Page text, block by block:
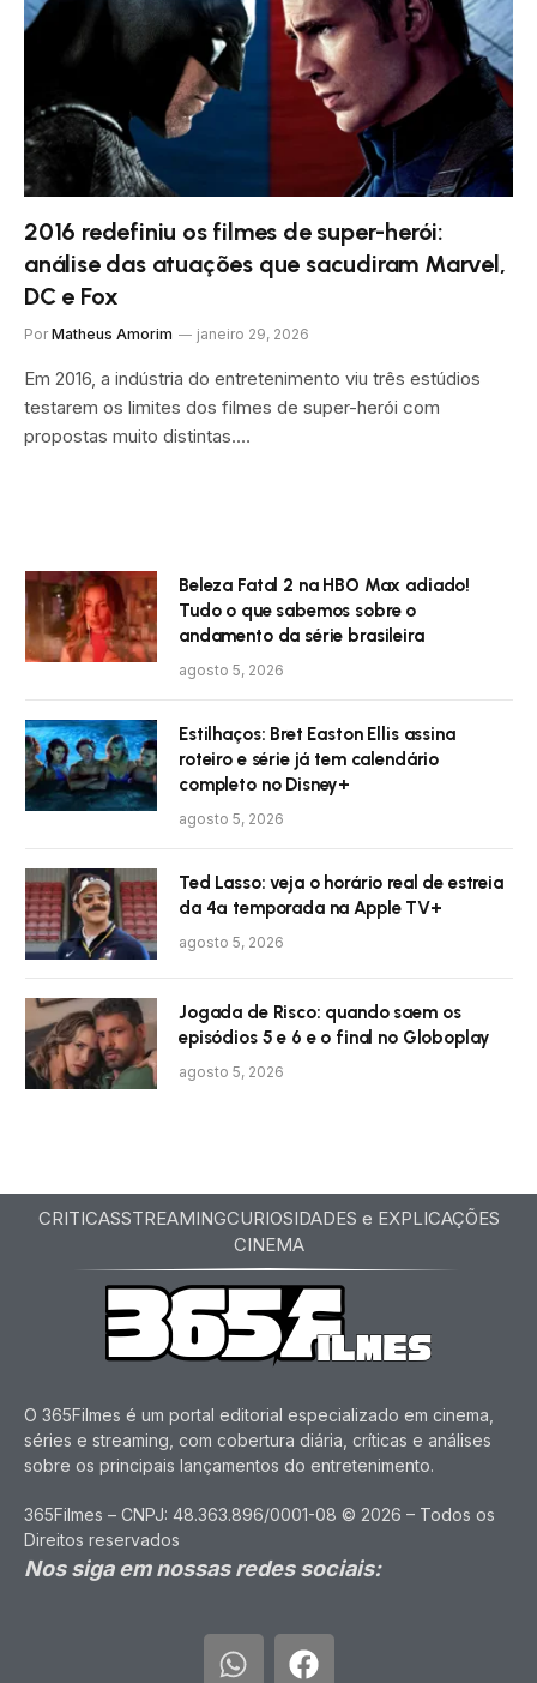
2016 redefiniu os filmes de super-herói:
análise das atuações que sacudiram Marvel,
DC e Fox
Por Matheus Amorim janeiro 29, 2026
Em 2016, a indústria do entretenimento viu três estúdios
testarem os limites dos filmes de super-herói com
propostas muito distintas.…
Beleza Fatal 2 na HBO Max adiado!
Tudo o que sabemos sobre o
andamento da série brasileira
agosto 5, 2026
Estilhaços: Bret Easton Ellis assina
roteiro e série já tem calendário
completo no Disney+
agosto 5, 2026
Ted Lasso: veja o horário real de estreia
da 4ª temporada na Apple TV+
agosto 5, 2026
Jogada de Risco: quando saem os
episódios 5 e 6 e o final no Globoplay
agosto 5, 2026
CRITICASSTREAMINGCURIOSIDADES e EXPLICAÇÕES
CINEMA
O 365Filmes é um portal editorial especializado em cinema,
séries e streaming, com cobertura diária, críticas e análises
sobre os principais lançamentos do entretenimento.
365Filmes – CNPJ: 48.363.896/0001-08 © 2026 – Todos os
Direitos reservados
Nos siga em nossas redes sociais: